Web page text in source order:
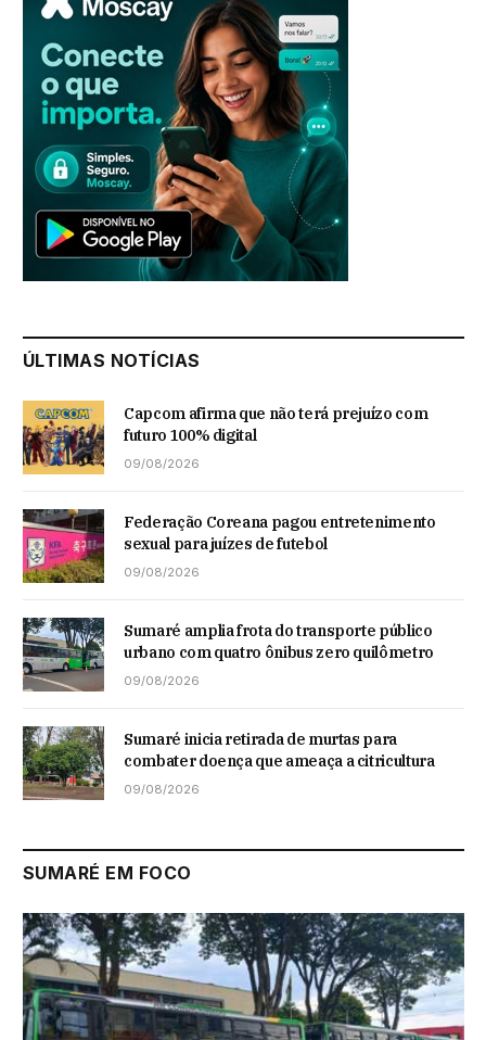
ÚLTIMAS NOTÍCIAS
Capcom afirma que não terá prejuízo com
futuro 100% digital
09/08/2026
Federação Coreana pagou entretenimento
sexual para juízes de futebol
09/08/2026
Sumaré amplia frota do transporte público
urbano com quatro ônibus zero quilômetro
09/08/2026
Sumaré inicia retirada de murtas para
combater doença que ameaça a citricultura
09/08/2026
SUMARÉ EM FOCO